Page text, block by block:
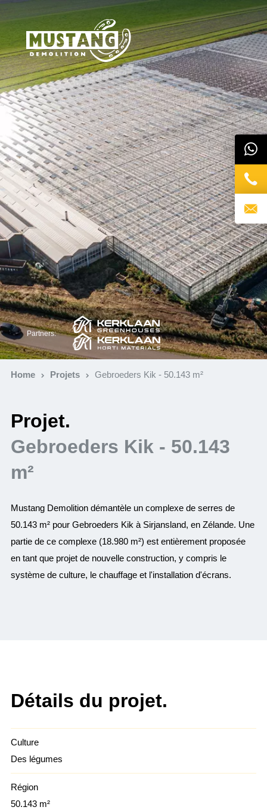
Partners:
Home Projets Gebroeders Kik - 50.143 m²
Projet.
Gebroeders Kik - 50.143
m²
Mustang Demolition démantèle un complexe de serres de
50.143 m² pour Gebroeders Kik à Sirjansland, en Zélande. Une
partie de ce complexe (18.980 m²) est entièrement proposée
en tant que projet de nouvelle construction, y compris le
système de culture, le chauffage et l'installation d'écrans.
Détails du projet.
Culture
Des légumes
Région
50.143 m²